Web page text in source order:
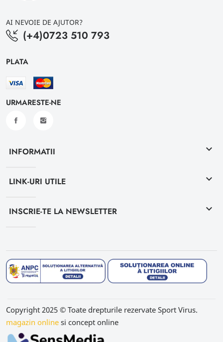
AI NEVOIE DE AJUTOR?
(+4)0723 510 793
PLATA
URMARESTE-NE
INFORMATII keyboard_arrow_down
LINK-URI UTILE keyboard_arrow_down
INSCRIE-TE LA NEWSLETTER keyboard_arrow_down
Copyright 2025 © Toate drepturile rezervate Sport Virus.
magazin online si concept online